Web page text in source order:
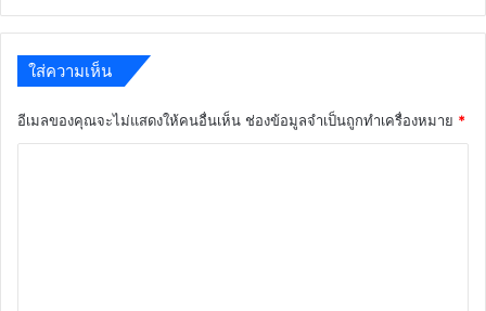
ใส่ความเห็น
อีเมลของคุณจะไม่แสดงให้คนอื่นเห็น ช่องข้อมูลจำเป็นถูกทำเครื่องหมาย *